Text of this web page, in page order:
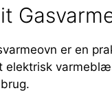
er en
elektrisk